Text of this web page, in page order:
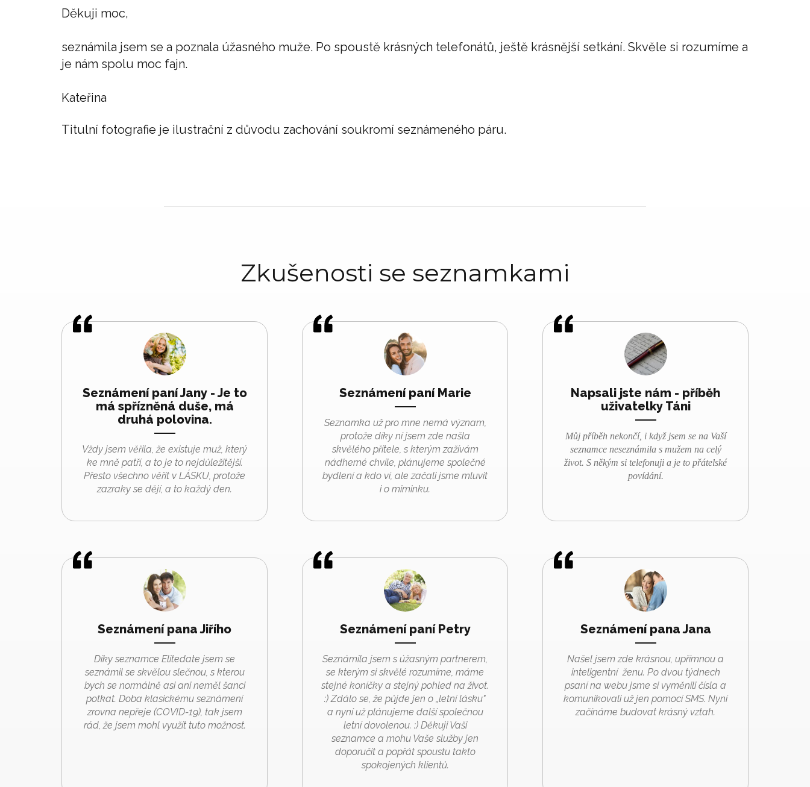
Děkuji moc,
seznámila jsem se a poznala úžasného muže. Po spoustě krásných telefonátů, ještě krásnější setkání. Skvěle si rozumíme a
je nám spolu moc fajn.
Kateřina
Titulní fotografie je ilustrační z důvodu zachování soukromí seznámeného páru.
Zkušenosti se seznamkami
Seznámení paní Jany - Je to
má spřízněná duše, má
druhá polovina.
Vždy jsem věřila, že existuje muž, který
ke mně patří, a to je to nejdůležitější.
Přesto všechno věřit v LÁSKU, protože
zazraky se dějí, a to každý den.
Seznámení paní Marie
Seznamka už pro mne nemá význam,
protože díky ní jsem zde našla
skvělého přítele, s kterým zažívám
nádherné chvíle, plánujeme společné
bydlení a kdo ví, ale začali jsme mluvit
i o miminku.
Napsali jste nám - příběh
uživatelky Táni
Můj příběh nekončí, i když jsem se na Vaší
seznamce neseznámila s mužem na celý
život. S někým si telefonuji a je to přátelské
povídání.
Seznámení pana Jiřího
Díky seznamce Elitedate jsem se
seznámil se skvělou slečnou, s kterou
bych se normálně asi ani neměl šanci
potkat. Doba klasickému seznámení
zrovna nepřeje (COVID-19), tak jsem
rád, že jsem mohl využít tuto možnost.
Seznámení paní Petry
Seznámila jsem s úžasným partnerem,
se kterým si skvělé rozumíme, máme
stejné koníčky a stejný pohled na život.
:) Zdálo se, že půjde jen o „letní lásku"
a nyní už plánujeme další společnou
letní dovolenou. :) Děkuji Vaši
seznamce a mohu Vaše služby jen
doporučit a popřát spoustu takto
spokojených klientů.
Seznámení pana Jana
Našel jsem zde krásnou, upřímnou a
inteligentní ženu. Po dvou týdnech
psaní na webu jsme si vyměnili čísla a
komunikovali už jen pomocí SMS. Nyní
začínáme budovat krásný vztah.